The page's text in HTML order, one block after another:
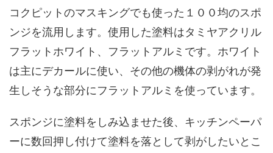
コクピットのマスキングでも使った１００均のスポ
ンジを流用します。使用した塗料はタミヤアクリル
フラットホワイト、フラットアルミです。ホワイト
は主にデカールに使い、その他の機体の剥がれが発
生しそうな部分にフラットアルミを使っています。
スポンジに塗料をしみ込ませた後、キッチンペーパ
ーに数回押し付けて塗料を落として剥がしたいとこ